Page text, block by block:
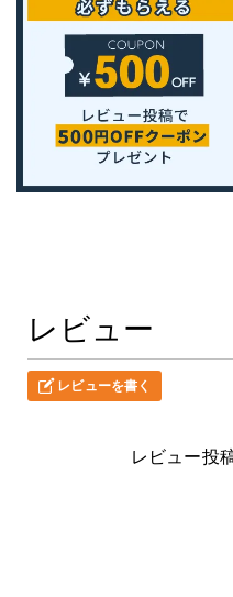
レビュー
レビューを書く
レビュー投